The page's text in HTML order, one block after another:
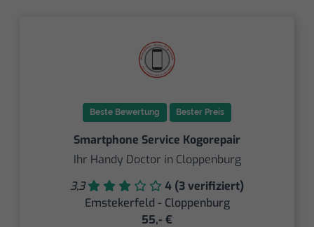
Beste Bewertung Bester Preis
Smartphone Service Kogorepair
Ihr Handy Doctor in Cloppenburg
3,3
4 (3 verifiziert)
Emstekerfeld - Cloppenburg
55,- €